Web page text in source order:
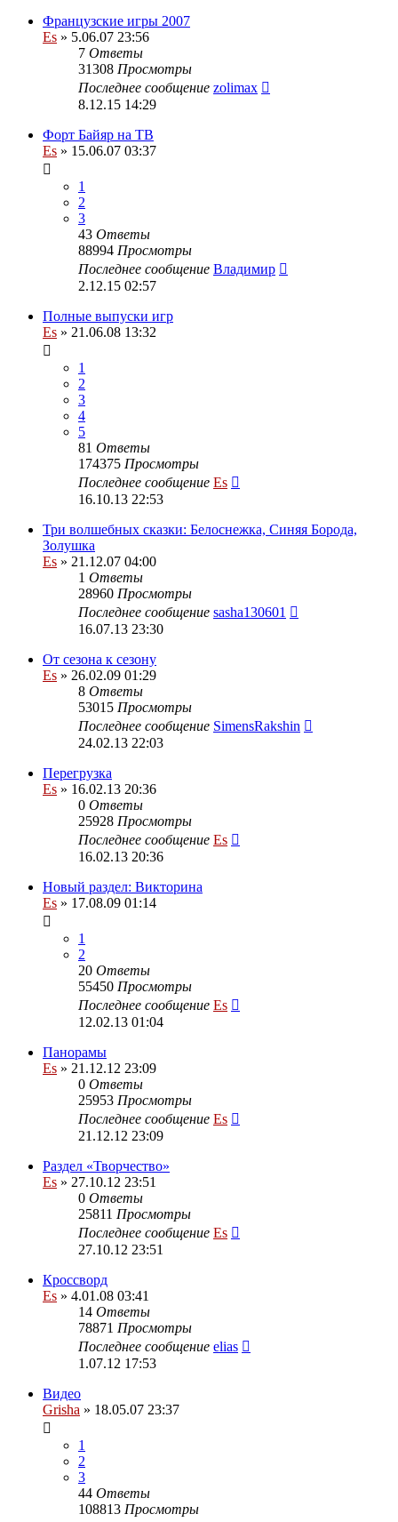
Французские игры 2007
Es » 5.06.07 23:56
7 Ответы
31308 Просмотры
Последнее сообщение zolimax
8.12.15 14:29
Форт Байяр на ТВ
Es » 15.06.07 03:37
1
2
3
43 Ответы
88994 Просмотры
Последнее сообщение Владимир
2.12.15 02:57
Полные выпуски игр
Es » 21.06.08 13:32
1
2
3
4
5
81 Ответы
174375 Просмотры
Последнее сообщение Es
16.10.13 22:53
Три волшебных сказки: Белоснежка, Синяя Борода,
Золушка
Es » 21.12.07 04:00
1 Ответы
28960 Просмотры
Последнее сообщение sasha130601
16.07.13 23:30
От сезона к сезону
Es » 26.02.09 01:29
8 Ответы
53015 Просмотры
Последнее сообщение SimensRakshin
24.02.13 22:03
Перегрузка
Es » 16.02.13 20:36
0 Ответы
25928 Просмотры
Последнее сообщение Es
16.02.13 20:36
Новый раздел: Викторина
Es » 17.08.09 01:14
1
2
20 Ответы
55450 Просмотры
Последнее сообщение Es
12.02.13 01:04
Панорамы
Es » 21.12.12 23:09
0 Ответы
25953 Просмотры
Последнее сообщение Es
21.12.12 23:09
Раздел «Творчество»
Es » 27.10.12 23:51
0 Ответы
25811 Просмотры
Последнее сообщение Es
27.10.12 23:51
Кроссворд
Es » 4.01.08 03:41
14 Ответы
78871 Просмотры
Последнее сообщение elias
1.07.12 17:53
Видео
Grisha » 18.05.07 23:37
1
2
3
44 Ответы
108813 Просмотры